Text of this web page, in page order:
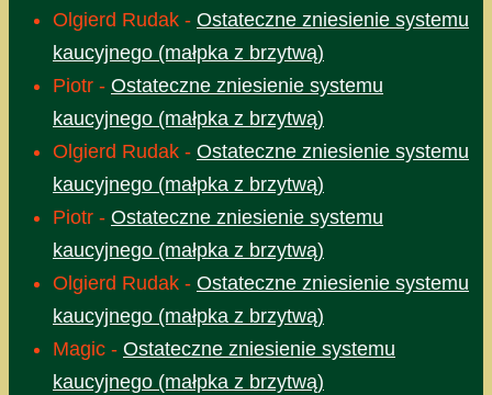
Olgierd Rudak - Ostateczne zniesienie systemu
kaucyjnego (małpka z brzytwą)
Piotr - Ostateczne zniesienie systemu
kaucyjnego (małpka z brzytwą)
Olgierd Rudak - Ostateczne zniesienie systemu
kaucyjnego (małpka z brzytwą)
Piotr - Ostateczne zniesienie systemu
kaucyjnego (małpka z brzytwą)
Olgierd Rudak - Ostateczne zniesienie systemu
kaucyjnego (małpka z brzytwą)
Magic - Ostateczne zniesienie systemu
kaucyjnego (małpka z brzytwą)